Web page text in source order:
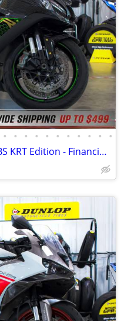
• • • • • • • • • • •
2020 Kawasaki Ninja ZX-10R ABS KRT Edition - Financing Available!